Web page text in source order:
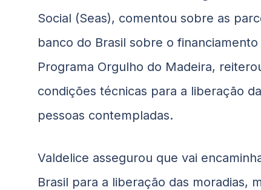
Social (Seas), comentou sobre as
banco do Brasil sobre o
Programa Orgulho do Madeira,
condições técnicas para a liberação
pessoas contempladas.
Valdelice assegurou que vai
Brasil para a liberação das moradias,